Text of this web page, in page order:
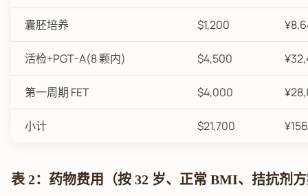
囊胚培养 $1,200
活检+PGT-A(8 颗内) $4,500
第一周期 FET $4,000
小计 $21,700
表 2：药物费用（按 32 岁、正常 BMI、拮抗剂